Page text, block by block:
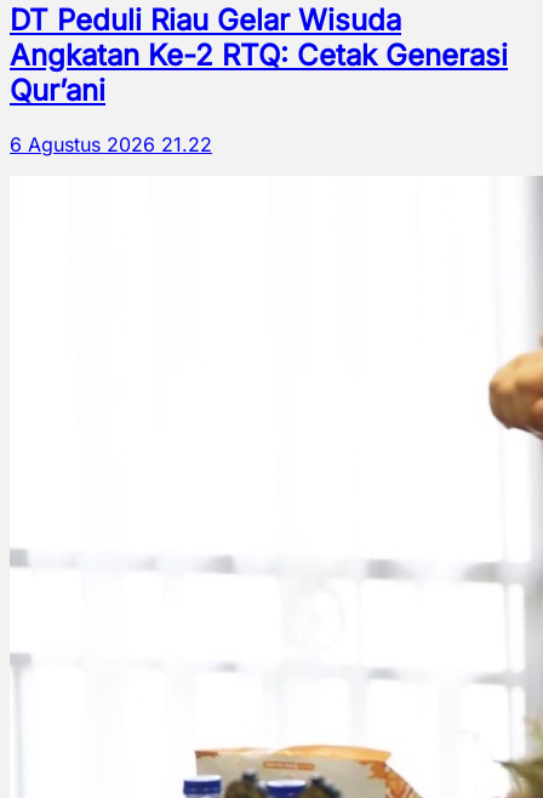
DT Peduli Riau Gelar Wisuda
Angkatan Ke-2 RTQ: Cetak Generasi
Qur’ani
6 Agustus 2026 21.22